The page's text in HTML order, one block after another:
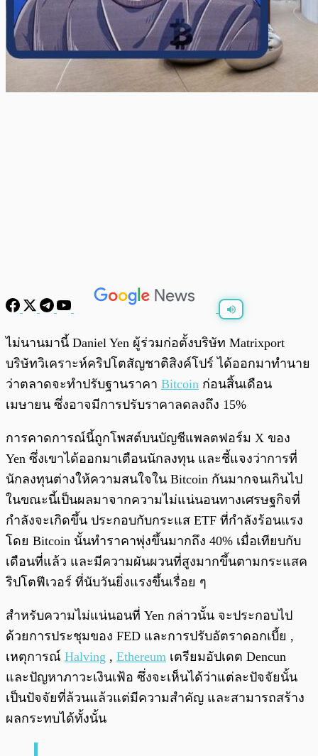
พร้อมเล่น
ไม่นานมานี้ Daniel Yen ผู้ร่วมก่อตั้งบริษัท Matrixport
บริษัทวิเคราะห์คริปโตสัญชาติสิงค์โปร์ ได้ออกมาทำนาย
ว่าตลาดจะทำปรับฐานราคา Bitcoin ก่อนสิ้นเดือน
เมษายน ซึ่งอาจมีการปรับราคาลดลงถึง 15%
การคาดการณ์นี้ถูกโพสต์บนบัญชีแพลตฟอร์ม X ของ
Yen ซึ่งเขาได้ออกมาเตือนนักลงทุน และชี้แจงว่าการที่
นักลงทุนต่างให้ความสนใจใน Bitcoin กันมากจนเกินไป
ในขณะนี้เป็นผลมาจากความไม่แน่นอนทางเศรษฐกิจที่
กำลังจะเกิดขึ้น ประกอบกับกระแส ETF ที่กำลังร้อนแรง
โดย Bitcoin นั้นทำราคาพุ่งขึ้นมากถึง 40% เมื่อเทียบกับ
เดือนที่แล้ว และมีความผันผวนที่สูงมากขึ้นตามกระแสค
ริปโตฟีเวอร์ ที่นับวันยิ่งแรงขึ้นเรื่อย ๆ
สำหรับความไม่แน่นอนที่ Yen กล่าวนั้น จะประกอบไป
ด้วยการประชุมของ FED และการปรับอัตราดอกเบี้ย ,
เหตุการณ์ Halving , Ethereum เตรียมอัปเดต Dencun
และปัญหาภาวะเงินเฟ้อ ซึ่งจะเห็นได้ว่าแต่ละปัจจัยนั้น
เป็นปัจจัยที่ล้วนแล้วแต่มีความสำคัญ และสามารถสร้าง
ผลกระทบได้ทั้งนั้น